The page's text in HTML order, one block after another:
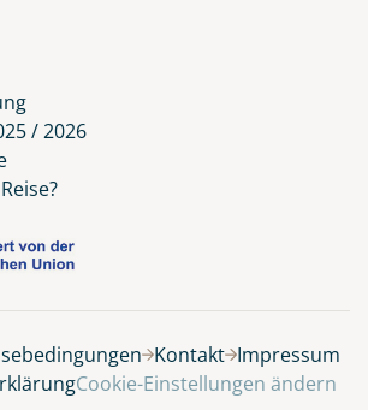
/ 2026
Kontakt Impressum
Cookie-Einstellungen ändern